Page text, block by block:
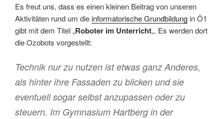
Es freut uns, dass es einen kleinen Beitrag von unseren
Aktivitäten rund um dieinformatorische Grundbildung in Ö1
gibt mit dem Titel „Roboter im Unterricht„. Es werden dort
die Ozobots vorgestellt:
Technik nur zu nutzen ist etwas ganz Anderes,
als hinter ihre Fassaden zu blicken und sie
eventuell sogar selbst anzupassen oder zu
steuern. Im Gymnasium Hartberg in der